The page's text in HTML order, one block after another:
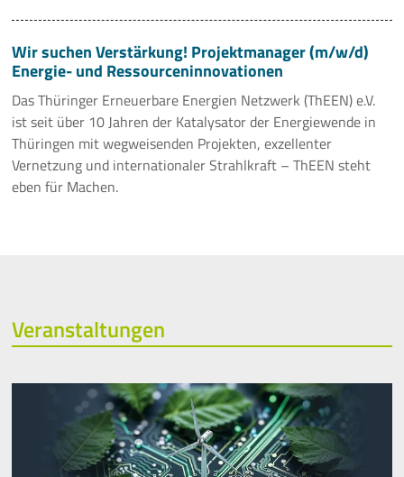
Wir suchen Verstärkung! Projektmanager (m/w/d)
Energie- und Ressourceninnovationen
Das Thüringer Erneuerbare Energien Netzwerk (ThEEN) e.V.
ist seit über 10 Jahren der Katalysator der Energiewende in
Thüringen mit wegweisenden Projekten, exzellenter
Vernetzung und internationaler Strahlkraft – ThEEN steht
eben für Machen.
Veranstaltungen